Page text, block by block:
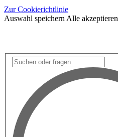
Zur Cookierichtlinie
Auswahl speichern Alle akzeptieren